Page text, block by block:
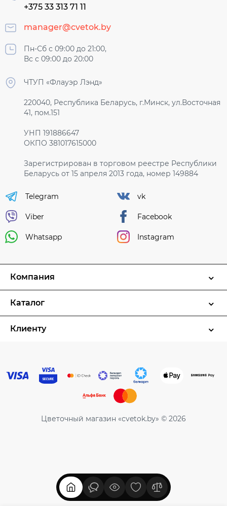
+375 33 313 71 11
manager@cvetok.by
Пн-Сб с 09:00 до 21:00,
Вс с 09:00 до 20:00
ЧТУП «Флауэр Лэнд»
220040, Республика Беларусь, г.Минск, ул.Восточная
41, пом.151
УНП 191886647
ОКПО 381017615000
Зарегистрирован в торговом реестре Республики
Беларусь от 15 апреля 2013 года, номер 149884
Telegram
Viber
Whatsapp
vk
Facebook
Instagram
Компания
Каталог
Клиенту
Цветочный магазин «cvetok.by» © 2026